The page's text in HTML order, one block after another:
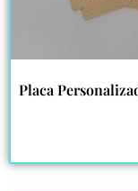
Placa